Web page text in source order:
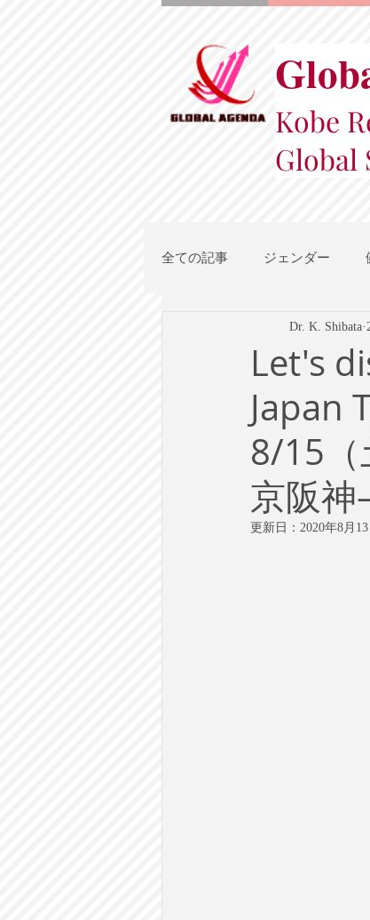
Kobe
Global
全ての記事 ジェンダー
地域都市政策
テクノロジー
Let's
Japan
8/15（
京阪神
Dr. K. Shibata
更新日： 2020年8月13